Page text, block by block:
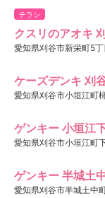
チラシ
クスリのアオキ
愛知県刈谷市新栄町5丁
ケーズデンキ 刈
愛知県刈谷市小垣江町
ゲンキー 小垣江
愛知県刈谷市小垣江町
ゲンキー 半城土
愛知県刈谷市半城土中